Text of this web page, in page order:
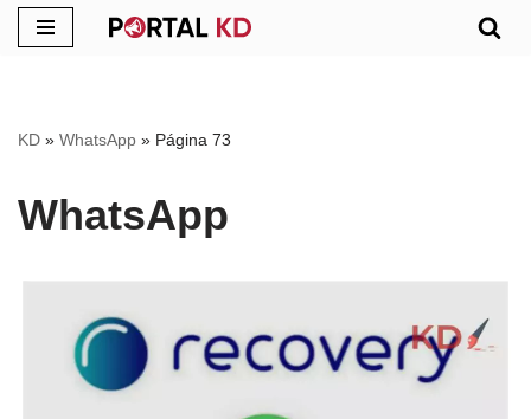
conteúdo
KD » WhatsApp » Página 73
WhatsApp